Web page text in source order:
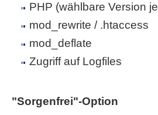
PHP (wählbare Version
mod_rewrite / .htaccess
mod_deflate
Zugriff auf Logfiles
"Sorgenfrei"-Option